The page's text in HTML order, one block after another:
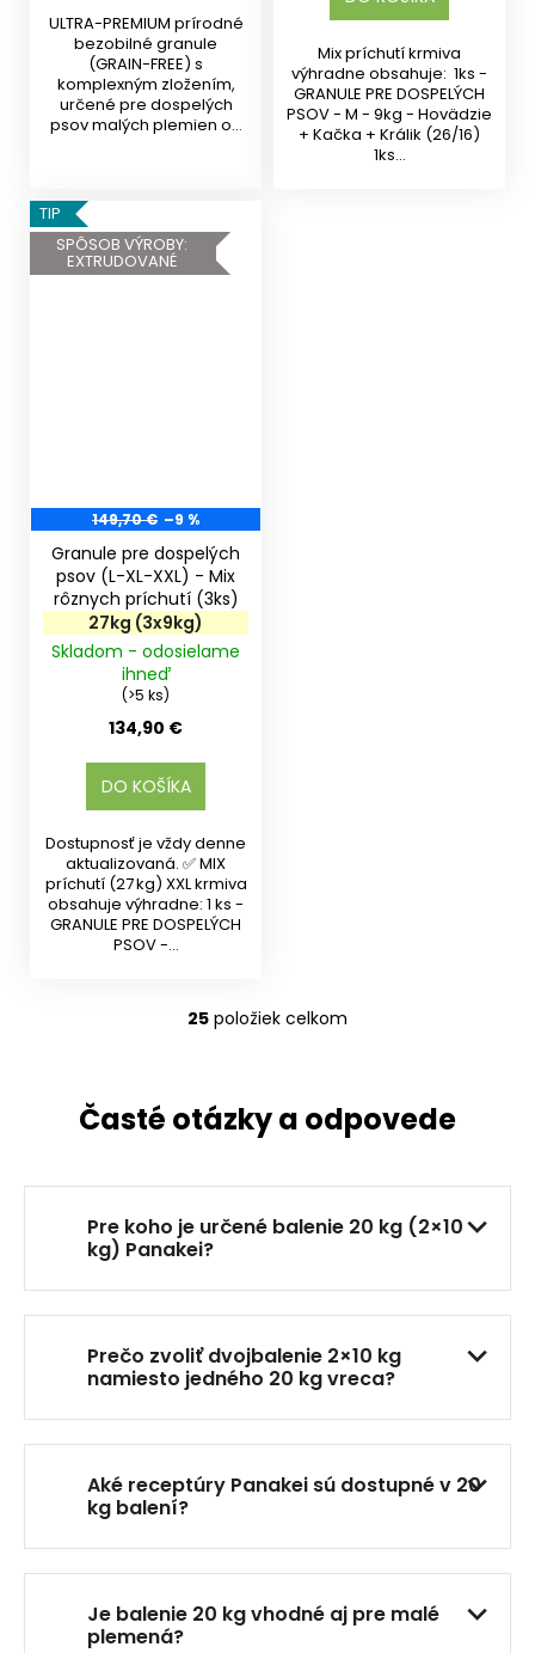
ULTRA-PREMIUM prírodné
bezobilné granule
(GRAIN-FREE) s
komplexným zložením,
určené pre dospelých
psov malých plemien od
Mix príchutí krmiva
výhradne obsahuje: 1ks -
GRANULE PRE DOSPELÝCH
PSOV - M - 9kg - Hovädzie
+ Kačka + Králik (26/16)
1ks...
TIP
SPÔSOB VÝROBY:
EXTRUDOVANÉ
149,70 € –9 %
Granule pre dospelých
psov (L-XL-XXL) - Mix
27kg (3x9kg)
Skladom - odosielame
ihneď
(>5 ks)
134,90 €
DO KOŠÍKA
Dostupnosť je vždy denne
aktualizovaná. ✅ MIX
príchutí (27 kg) XXL krmiva
obsahuje výhradne: 1 ks -
GRANULE PRE DOSPELÝCH
PSOV -...
O
á
d
c
e
r
v
k
y
ý
p
i
25 položiek celkom
Časté otázky a odpovede
Pre koho je určené balenie 20 kg (2×10
kg) Panakei?
Prečo zvoliť dvojbalenie 2×10 kg
namiesto jedného 20 kg vreca?
Aké receptúry Panakei sú dostupné v 20
kg balení?
Je balenie 20 kg vhodné aj pre malé
plemená?